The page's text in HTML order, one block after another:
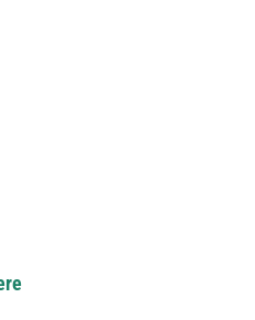
zu erhöhen oder zu reduzieren.